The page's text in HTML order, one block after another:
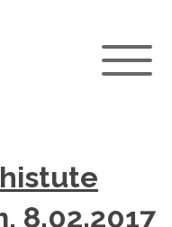
8.02.2017